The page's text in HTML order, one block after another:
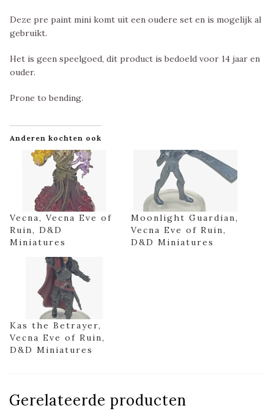
Deze pre paint mini komt uit een oudere set en is mogelijk al
gebruikt.
Het is geen speelgoed, dit product is bedoeld voor 14 jaar en
ouder.
Prone to bending.
Anderen kochten ook
Vecna, Vecna Eve of
Ruin, D&D
Miniatures
Moonlight Guardian,
Vecna Eve of Ruin,
D&D Miniatures
Kas the Betrayer,
Vecna Eve of Ruin,
D&D Miniatures
Gerelateerde producten